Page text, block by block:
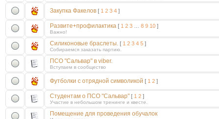
Закупка Факелов [ 1 2 3 4 ]
Развите+профилактика [ 1 2 3 8 9 10 ]
Важно!
Силиконовые браслеты. [ 1 2 3 4 5 ]
Собираемся заказать партию.
ПСО "Сальвар" в viber.
Вступаем в сообщество
Футболки с отрядной символикой [ 1 2 ]
Студентам о ПСО "Сальвар" [ 1 2 ]
Участие в небольшом тренинге и квесте.
Помещение для проведения обучалок